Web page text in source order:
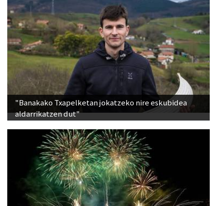
"Banakako Txapelketan jokatzeko nire eskubidea
aldarrikatzen dut"